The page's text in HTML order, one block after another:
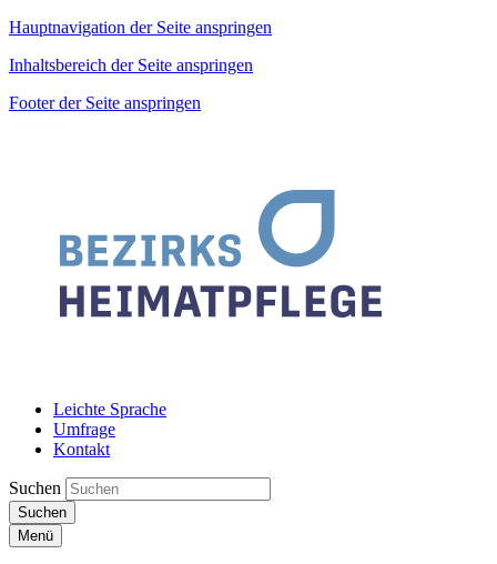
Hauptnavigation der Seite anspringen
Inhaltsbereich der Seite anspringen
Footer der Seite anspringen
Leichte Sprache
Umfrage
Kontakt
Suchen
Suchen
Menü